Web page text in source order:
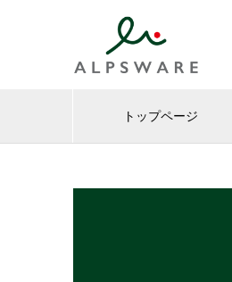
トップページ